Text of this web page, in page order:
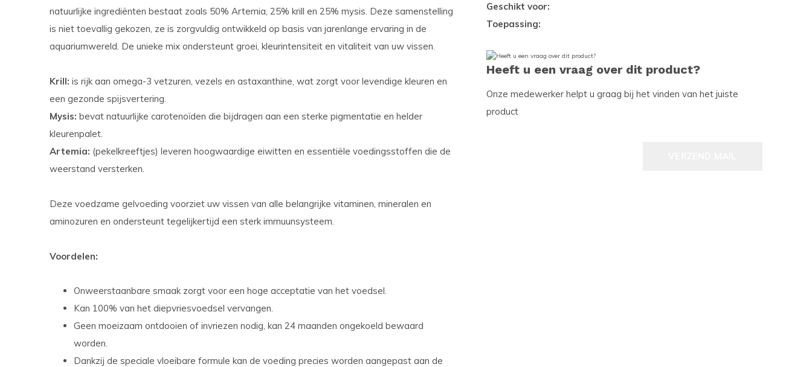
natuurlijke ingrediënten bestaat zoals 50% Artemia, 25% krill en 25% mysis. Deze samenstelling
is niet toevallig gekozen, ze is zorgvuldig ontwikkeld op basis van jarenlange ervaring in de
aquariumwereld. De unieke mix ondersteunt groei, kleurintensiteit en vitaliteit van uw vissen.
Krill: is rijk aan omega-3 vetzuren, vezels en astaxanthine, wat zorgt voor levendige kleuren en
een gezonde spijsvertering.
Mysis: bevat natuurlijke carotenoïden die bijdragen aan een sterke pigmentatie en helder
kleurenpalet.
Artemia: (pekelkreeftjes) leveren hoogwaardige eiwitten en essentiële voedingsstoffen die de
weerstand versterken.
Deze voedzame gelvoeding voorziet uw vissen van alle belangrijke vitaminen, mineralen en
aminozuren en ondersteunt tegelijkertijd een sterk immuunsysteem.
Voordelen:
Onweerstaanbare smaak zorgt voor een hoge acceptatie van het voedsel.
Kan 100% van het diepvriesvoedsel vervangen.
Geen moeizaam ontdooien of invriezen nodig, kan 24 maanden ongekoeld bewaard
worden.
Dankzij de speciale vloeibare formule kan de voeding precies worden aangepast aan de
Geschikt voor:
Toepassing:
Heeft u een vraag over dit product?
Onze medewerker helpt u graag bij het vinden van het juiste
product